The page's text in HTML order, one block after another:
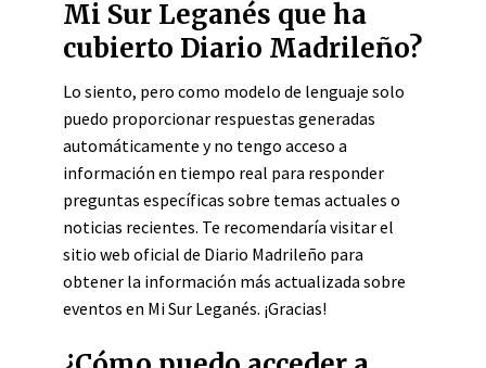
Mi Sur Leganés que ha
cubierto Diario Madrileño?
Lo siento, pero como modelo de lenguaje solo
puedo proporcionar respuestas generadas
automáticamente y no tengo acceso a
información en tiempo real para responder
preguntas específicas sobre temas actuales o
noticias recientes. Te recomendaría visitar el
sitio web oficial de Diario Madrileño para
obtener la información más actualizada sobre
eventos en Mi Sur Leganés. ¡Gracias!